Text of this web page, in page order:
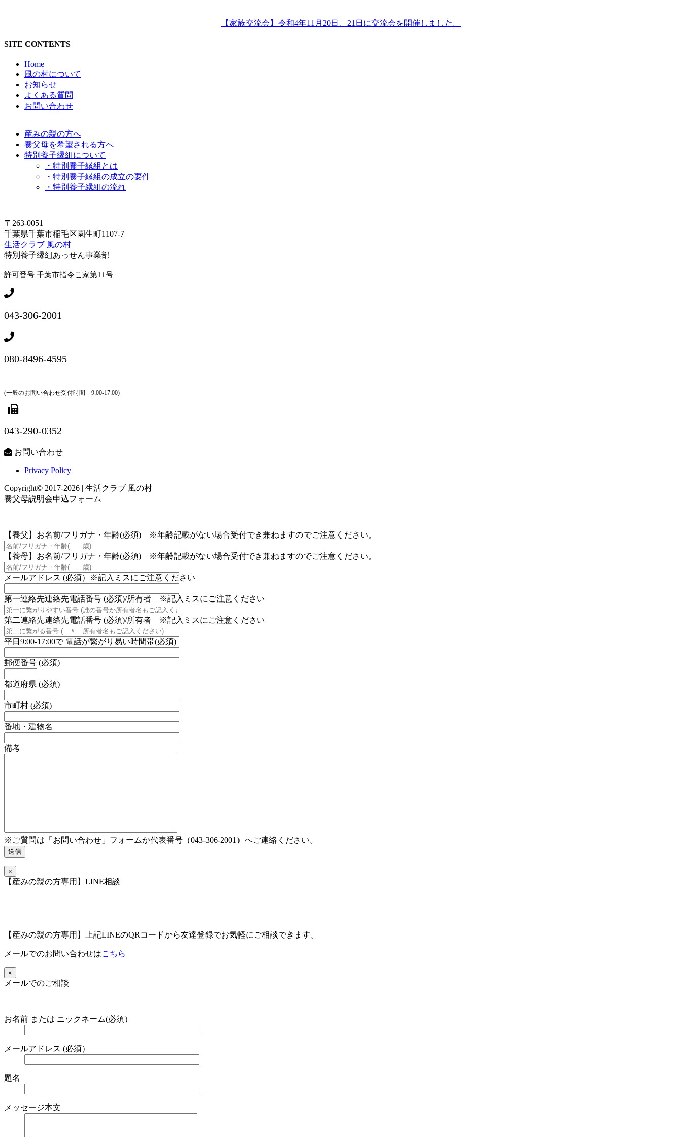
【家族交流会】令和4年11月20日、21日に交流会を開催しました。
SITE CONTENTS
Home
風の村について
お知らせ
よくある質問
お問い合わせ
産みの親の方へ
養父母を希望される方へ
特別養子縁組について
・特別養子縁組とは
・特別養子縁組の成立の要件
・特別養子縁組の流れ
〒263-0051
千葉県千葉市稲毛区園生町1107-7
生活クラブ 風の村
特別養子縁組あっせん事業部
許可番号 千葉市指令こ家第11号
043-306-2001
080-8496-4595
(一般のお問い合わせ受付時間 9:00-17:00)
043-290-0352
お問い合わせ
Privacy Policy
Copyright© 2017-2026 | 生活クラブ 風の村
養父母説明会申込フォーム
【養父】お名前/フリガナ・年齢(必須) ※年齢記載がない場合受付でき兼ねますのでご注意ください。
【養母】お名前/フリガナ・年齢(必須) ※年齢記載がない場合受付でき兼ねますのでご注意ください。
メールアドレス (必須）※記入ミスにご注意ください
第一連絡先連絡先電話番号 (必須)/所有者 ※記入ミスにご注意ください
第二連絡先連絡先電話番号 (必須)/所有者 ※記入ミスにご注意ください
平日9:00-17:00で 電話が繋がり易い時間帯(必須)
郵便番号 (必須)
都道府県 (必須)
市町村 (必須)
番地・建物名
備考
※ご質問は「お問い合わせ」フォームか代表番号（043-306-2001）へご連絡ください。
×
【産みの親の方専用】LINE相談
【産みの親の方専用】上記LINEのQRコードから友達登録でお気軽にご相談できます。
メールでのお問い合わせはこちら
×
メールでのご相談
お名前 または ニックネーム(必須）
メールアドレス (必須）
題名
メッセージ本文